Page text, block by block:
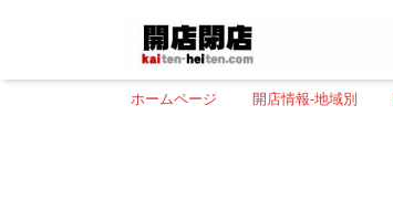
ホームページ 開店情報-地域別